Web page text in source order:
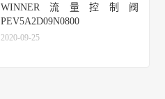
WINNER流量控制阀
PEV5A2D09N0800
2020-09-25